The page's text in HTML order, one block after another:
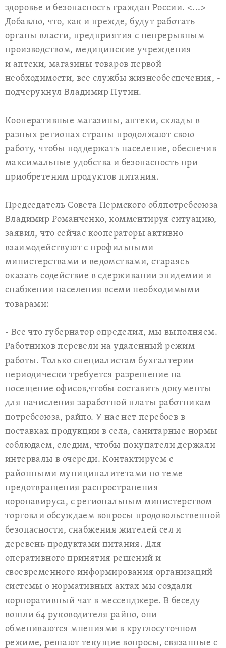
здоровье и безопасность граждан России. <...>
Добавлю, что, как и прежде, будут работать
органы власти, предприятия с непрерывным
производством, медицинские учреждения
и аптеки, магазины товаров первой
необходимости, все службы жизнеобеспечения, -
подчерукнул Владимир Путин.
Кооперативные магазины, аптеки, склады в
разных регионах страны продолжают свою
работу, чтобы поддержать население, обеспечив
максимальные удобства и безопасность при
приобретеним продуктов питания.
Председатель Совета Пермского облпотребсоюза
Владимир Романченко, комментируя ситуацию,
заявил, что сейчас кооператоры активно
взаимодействуют с профильными
министерствами и ведомствами, стараясь
оказать содействие в сдерживании эпидемии и
снабжении населения всеми необходимыми
товарами:
- Все что губернатор определил, мы выполняем.
Работников перевели на удаленный режим
работы. Только специалистам бухгалтерии
периодически требуется разрешение на
посещение офисов,чтобы составить документы
для начисления заработной платы работникам
потребсоюза, райпо. У нас нет перебоев в
поставках продукции в села, санитарные нормы
соблюдаем, следим, чтобы покупатели держали
интервалы в очереди. Контактируем с
районными муниципалитетами по теме
предотвращения распространения
коронавируса, с региональным министерством
торговли обсуждаем вопросы продовольственной
безопасности, снабжения жителей сел и
деревень продуктами питания. Для
оперативного принятия решений и
своевременного информирования организаций
системы о нормативных актах мы создали
корпоративный чат в мессенджере. В беседу
вошли 64 руководителя райпо, они
обмениваются мнениями в круглосуточном
режиме, решают текущие вопросы, связанные с